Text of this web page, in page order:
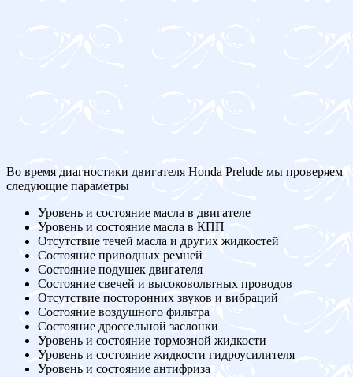
Во время диагностики двигателя Honda Prelude мы проверяем
следующие параметры
Уровень и состояние масла в двигателе
Уровень и состояние масла в КПП
Отсутствие течей масла и других жидкостей
Состояние приводных ремней
Состояние подушек двигателя
Состояние свечей и высоковольтных проводов
Отсутствие посторонних звуков и вибраций
Состояние воздушного фильтра
Состояние дроссельной заслонки
Уровень и состояние тормозной жидкости
Уровень и состояние жидкости гидроусилителя
Уровень и состояние антифриза